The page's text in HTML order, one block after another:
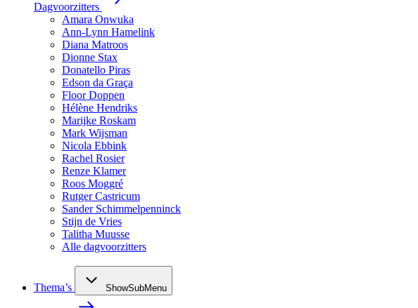
Dagvoorzitters
Amara Onwuka
Ann-Lynn Hamelink
Diana Matroos
Dionne Stax
Donatello Piras
Edson da Graça
Floor Doppen
Hélène Hendriks
Marijke Roskam
Mark Wijsman
Nicola Ebbink
Rachel Rosier
Renze Klamer
Roos Moggré
Rutger Castricum
Sander Schimmelpenninck
Stijn de Vries
Talitha Muusse
Alle dagvoorzitters
Thema’s ShowSubMenu